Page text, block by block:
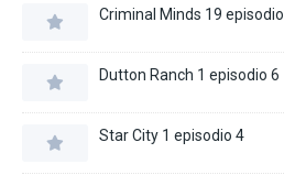
Criminal Minds 19
Dutton Ranch 1 episodio 6
Star City 1 episodio 4